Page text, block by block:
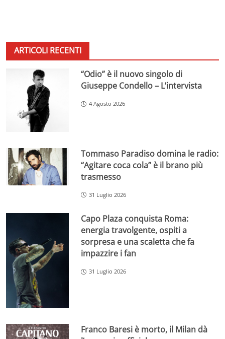
ARTICOLI RECENTI
“Odio” è il nuovo singolo di
Giuseppe Condello – L’intervista
4 Agosto 2026
Tommaso Paradiso domina le radio:
“Agitare coca cola” è il brano più
trasmesso
31 Luglio 2026
Capo Plaza conquista Roma:
energia travolgente, ospiti a
sorpresa e una scaletta che fa
impazzire i fan
31 Luglio 2026
Franco Baresi è morto, il Milan dà